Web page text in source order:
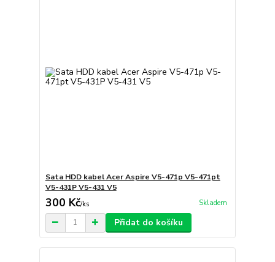
Sata HDD kabel Acer Aspire V5-471p V5-471pt
V5-431P V5-431 V5
300 Kč/ks Skladem
Přidat do košíku